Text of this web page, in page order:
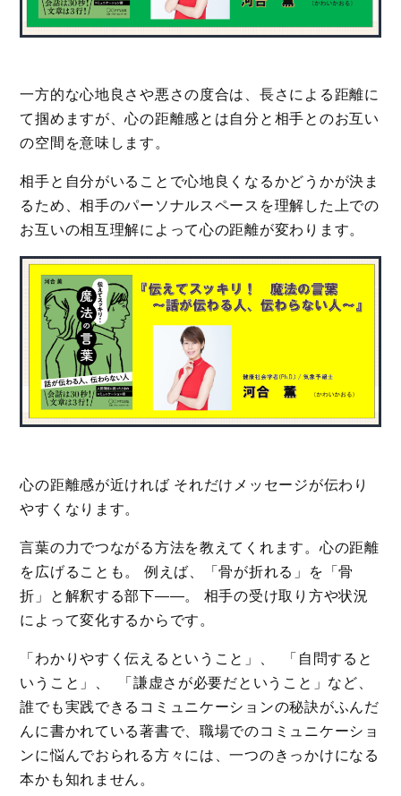
一方的な心地良さや悪さの度合は、長さによる距離に
て掴めますが、心の距離感とは自分と相手とのお互い
の空間を意味します。
相手と自分がいることで心地良くなるかどうかが決ま
るため、相手のパーソナルスペースを理解した上での
お互いの相互理解によって心の距離が変わります。
心の距離感が近ければ それだけメッセージが伝わり
やすくなります。
言葉の力でつながる方法を教えてくれます。心の距離
を広げることも。 例えば、「骨が折れる」を「骨
折」と解釈する部下——。 相手の受け取り方や状況
によって変化するからです。
「わかりやすく伝えるということ」、 「自問すると
いうこと」、 「謙虚さが必要だということ」など、
誰でも実践できるコミュニケーションの秘訣がふんだ
んに書かれている著書で、職場でのコミュニケーショ
ンに悩んでおられる方々には、一つのきっかけになる
本かも知れません。